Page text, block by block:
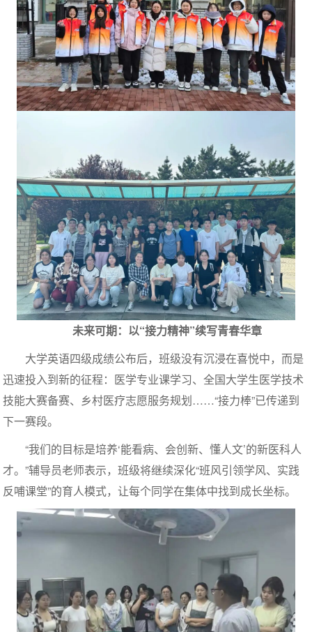
未来可期：以“接力精神”续写青春华章
大学英语四级成绩公布后，班级没有沉浸在喜悦中，而是
迅速投入到新的征程：医学专业课学习、全国大学生医学技术
技能大赛备赛、乡村医疗志愿服务规划……“接力棒”已传递到
下一赛段。
“我们的目标是培养‘能看病、会创新、懂人文’的新医科人
才。”辅导员老师表示，班级将继续深化“班风引领学风、实践
反哺课堂”的育人模式，让每个同学在集体中找到成长坐标。